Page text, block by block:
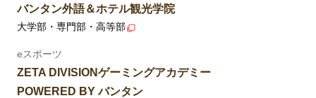
バンタン外語＆ホテル観光学院
大学部・専門部・高等部
eスポーツ
ZETA DIVISIONゲーミングアカデミー
POWERED BY バンタン